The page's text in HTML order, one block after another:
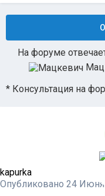
На форуме
* Консультация на
kapurka
Опубликовано 24 Июня